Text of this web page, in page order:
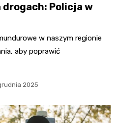
Policja w
w naszym regionie
aby poprawić
2025